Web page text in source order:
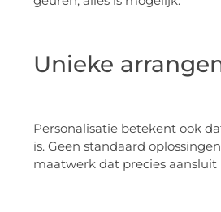
Unieke
Personalisatie betekent ook
is. Geen standaard
maatwerk dat precies